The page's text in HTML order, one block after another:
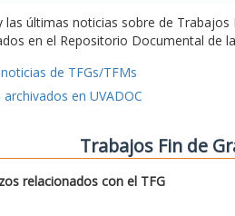
últimas noticias sobre de
en el Repositorio Documental de
de TFGs/TFMs
en UVADOC
Trabajos Fin de
relacionados con el TFG